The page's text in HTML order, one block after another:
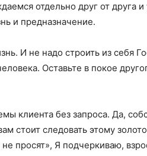
отдельно друг от друга
и предназначение.
И не надо строить из себя
Оставьте в покое
клиента без запроса. Да,
стоит следовать этому
просят», Я подчеркиваю,